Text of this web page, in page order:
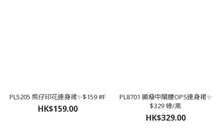
PL5205 熊仔印花連身裙✨$159 #F
HK$159.00
PL8701 顯瘦中閘腰OPS連身裙✨
$329 綠/黑
HK$329.00